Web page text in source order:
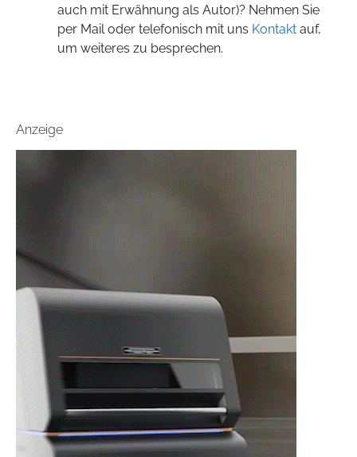
auch mit Erwähnung als Autor)? Nehmen Sie
per Mail oder telefonisch mit uns Kontakt auf,
um weiteres zu besprechen.
Anzeige